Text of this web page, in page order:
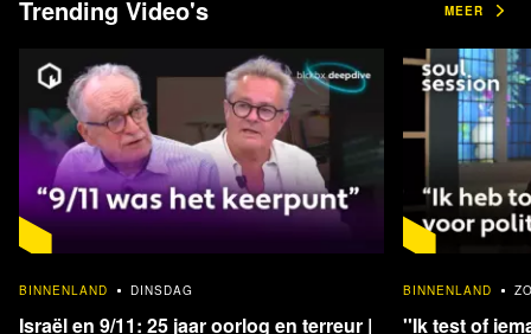
Desk: Felix van der Wissel, Bart Brands en Flavio
Presentatie: Ancilla van de Leest
Check de komende
filmvertoningen en colleges in
Studio Paradiso!
Trending Video's MEER
BINNENLAND
DINSDAG
Israël en 9/11: 25 jaar oorlog en terreur |
BINNENLAND
''Ik test of